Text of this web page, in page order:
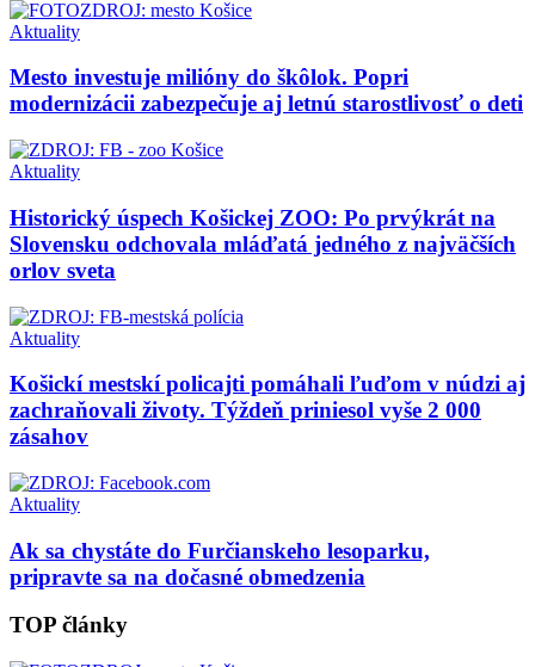
Aktuality
Mesto investuje milióny do škôlok. Popri
modernizácii zabezpečuje aj letnú starostlivosť o deti
Aktuality
Historický úspech Košickej ZOO: Po prvýkrát na
Slovensku odchovala mláďatá jedného z najväčších
orlov sveta
Aktuality
Košickí mestskí policajti pomáhali ľuďom v núdzi aj
zachraňovali životy. Týždeň priniesol vyše 2 000
zásahov
Aktuality
Ak sa chystáte do Furčianskeho lesoparku,
pripravte sa na dočasné obmedzenia
TOP články